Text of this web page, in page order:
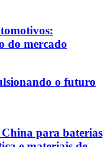
do mercado
o futuro
para baterias